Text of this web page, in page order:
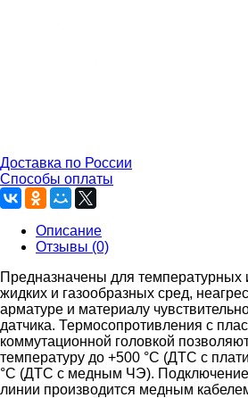
Доставка по России
Способы оплаты
Описание
Отзывы (0)
Предназначены для температурных
жидких и газообразных сред,
арматуре и материалу
датчика. Термосопротивления с
коммутационной головкой
температуру до +500 °С (ДТС с
°С (ДТС с медным ЧЭ). Подключение
линии производится медным